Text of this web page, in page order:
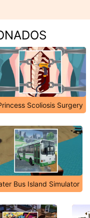
Scoliosis Surgery
Bus Island Simulator